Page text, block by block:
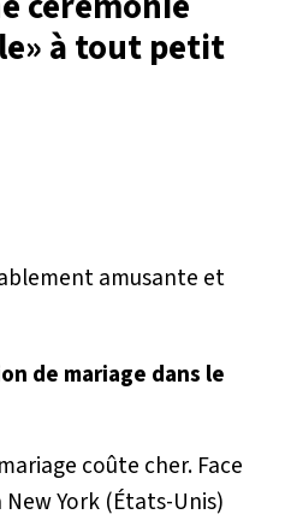
à tout petit
de mariage dans le
coûte cher. Face
New York (États-Unis)